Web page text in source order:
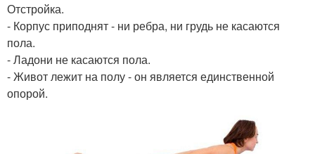
Отстройка.
- Корпус приподнят - ни ребра, ни грудь не касаются
пола.
- Ладони не касаются пола.
- Живот лежит на полу - он является единственной
опорой.